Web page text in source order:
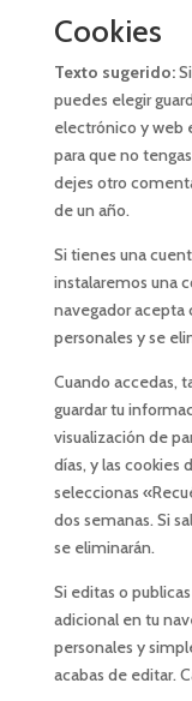
Cookies
Texto sugerido:
puedes elegir
electrónico y web
para que no
dejes otro
de un año.
Si tienes una
instalaremos una
navegador acepta
personales y se
Cuando accedas,
guardar tu
visualización de
días, y las cookies
seleccionas
dos semanas. Si
se eliminarán.
Si editas o
adicional en tu
personales y
acabas de editar.